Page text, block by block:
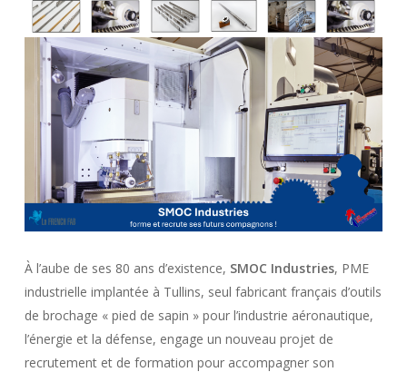
À l’aube de ses 80 ans d’existence, SMOC Industries, PME
industrielle implantée à Tullins, seul fabricant français d’outils
de brochage « pied de sapin » pour l’industrie aéronautique,
l’énergie et la défense, engage un nouveau projet de
recrutement et de formation pour accompagner son